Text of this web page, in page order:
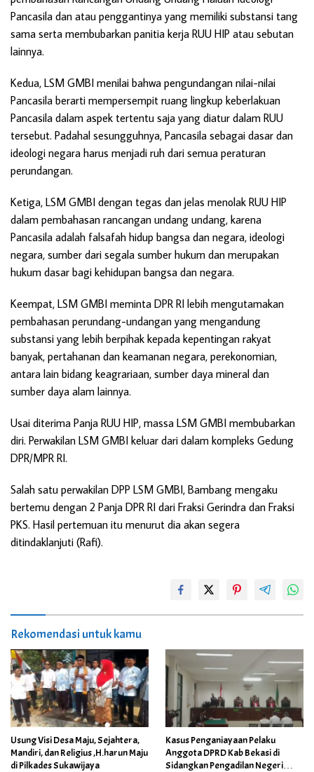
Pancasila dan atau penggantinya yang memiliki substansi tang
sama serta membubarkan panitia kerja RUU HIP atau sebutan
lainnya.
Kedua, LSM GMBI menilai bahwa pengundangan nilai-nilai
Pancasila berarti mempersempit ruang lingkup keberlakuan
Pancasila dalam aspek tertentu saja yang diatur dalam RUU
tersebut. Padahal sesungguhnya, Pancasila sebagai dasar dan
ideologi negara harus menjadi ruh dari semua peraturan
perundangan.
Ketiga, LSM GMBI dengan tegas dan jelas menolak RUU HIP
dalam pembahasan rancangan undang undang, karena
Pancasila adalah falsafah hidup bangsa dan negara, ideologi
negara, sumber dari segala sumber hukum dan merupakan
hukum dasar bagi kehidupan bangsa dan negara.
Keempat, LSM GMBI meminta DPR RI lebih mengutamakan
pembahasan perundang-undangan yang mengandung
substansi yang lebih berpihak kepada kepentingan rakyat
banyak, pertahanan dan keamanan negara, perekonomian,
antara lain bidang keagrariaan, sumber daya mineral dan
sumber daya alam lainnya.
Usai diterima Panja RUU HIP, massa LSM GMBI membubarkan
diri. Perwakilan LSM GMBI keluar dari dalam kompleks Gedung
DPR/MPR RI.
Salah satu perwakilan DPP LSM GMBI, Bambang mengaku
bertemu dengan 2 Panja DPR RI dari Fraksi Gerindra dan Fraksi
PKS. Hasil pertemuan itu menurut dia akan segera
ditindaklanjuti (Rafi).
Rekomendasi untuk kamu
Usung Visi Desa Maju, Sejahtera,
Mandiri, dan Religius ,H.harun Maju
di Pilkades Sukawijaya
Kasus Penganiayaan Pelaku
Anggota DPRD Kab Bekasi di
Sidangkan Pengadilan Negeri